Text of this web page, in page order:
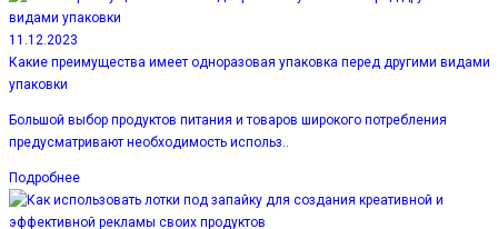
11.12.2023
Какие преимущества имеет одноразовая упаковка перед другими видами
упаковки
Большой выбор продуктов питания и товаров широкого потребления
предусматривают необходимость использ..
Подробнее